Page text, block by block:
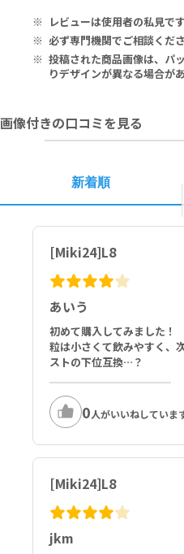
1粒あたり：
白インゲン豆エキス 250mg、ガ
00mg
レビューは使用者の私見です
必ず専門機関でご相談くださ
投稿された商品画像は、パ
りデザインが異なる場合があ
画像付きの口コミを見る
新着順
[Miki24]L8
あいう
初めて購入してみました！
粒は小さくて飲みやすく、
ストの下位互換…？
0人がいいねしていま
[Miki24]L8
jkm